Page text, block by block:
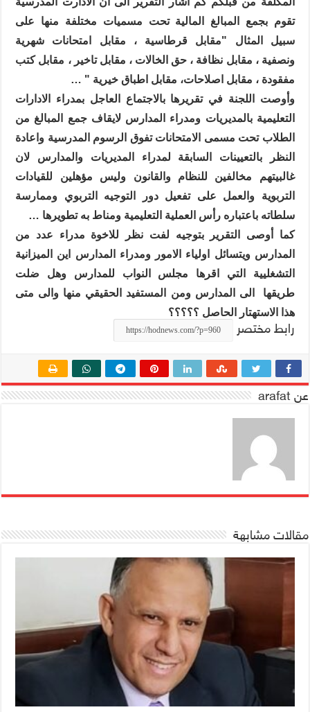
تقوم بجمع المبالغ المالية تحت مسميات مختلفة منها على
سبيل المثال "مقابل قرطاسية ، مقابل امتحانات شهرية
ونصفية ، مقابل نظافة ، حق الخالات ، مقابل تاخير ، مقابل كتب
مفقودة ، مقابل اصلاحات، مقابل اطباق خيرية " …
وأوصت اللجنة في تقريرها بالاجتماع العاجل بمدراء الادارات
التعليمية بالمديريات ومدراء المدارس لايقاف جمع المبالغ من
الطلاب تحت مسمى الامتحانات تفوق الرسوم المدرسية واعادة
النظر بالتعيينات السابقة لمدراء المديريات والمدارس لان
غالبيتهم مخالفين للنظام والقانون وليس مؤهلين للقيادات
التربوية والعمل على تفعيل دور التوجيه التربوي وممارسة
سلطاته باعتباره رأس العملية التعليمية ومناط به تطويرها …
كما أوصى التقرير بتوجيه لفت نظر للاخوة مدراء عدد من
المدارس ويتسائل اولياء الامور ومدراء المدارس اين الميزانية
التشغليية التي اقرها مجلس النواب للمدارس وهل ضلت
طريقها
الى المدارس ومن المستفيد الحقيقي منها والى متى
هذا الاستهتار الحاصل ؟؟؟؟؟
رابط مختصر
عن arafat
مقالات مشابهة